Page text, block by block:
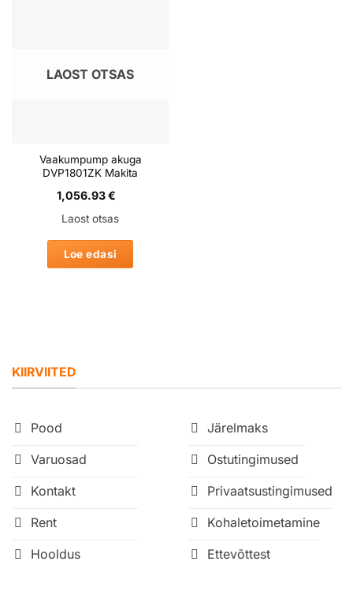
LAOST OTSAS
Vaakumpump akuga
DVP1801ZK Makita
1,056.93€
Laost otsas
Loe edasi
KIIRVIITED
Pood
Varuosad
Kontakt
Rent
Hooldus
Järelmaks
Ostutingimused
Privaatsustingimused
Kohaletoimetamine
Ettevõttest